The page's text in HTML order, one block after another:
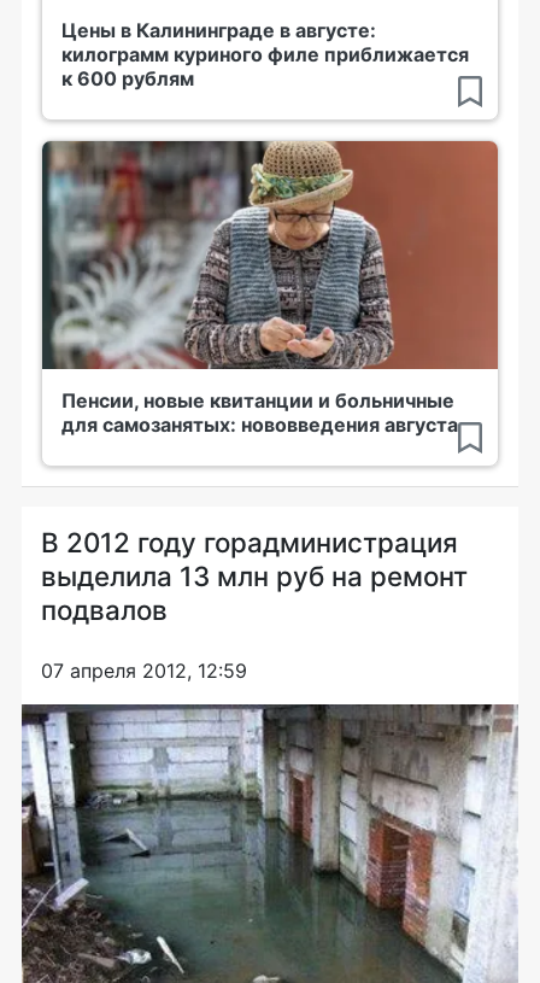
Цены в Калининграде в августе:
килограмм куриного филе приближается
к 600 рублям
Пенсии, новые квитанции и больничные
для самозанятых: нововведения августа
В 2012 году горадминистрация
выделила 13 млн руб на ремонт
подвалов
07 апреля 2012, 12:59